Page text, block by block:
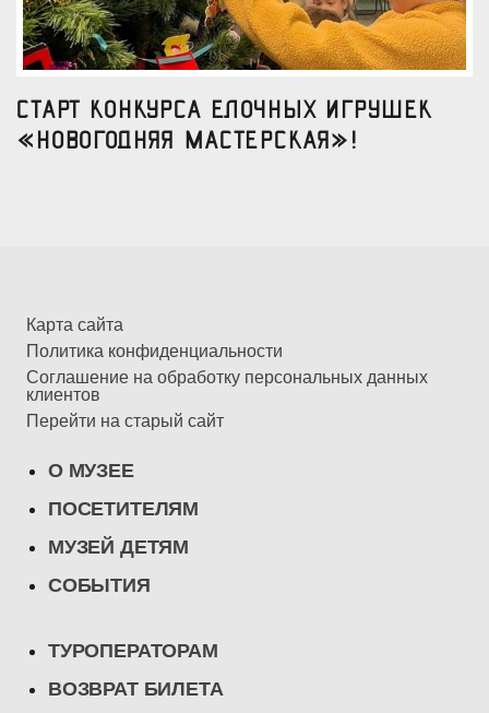
Старт конкурса елочных игрушек
«Новогодняя мастерская»!
Карта сайта
Политика конфиденциальности
Соглашение на обработку персональных данных
клиентов
Перейти на старый сайт
О МУЗЕЕ
ПОСЕТИТЕЛЯМ
МУЗЕЙ ДЕТЯМ
СОБЫТИЯ
ТУРОПЕРАТОРАМ
ВОЗВРАТ БИЛЕТА